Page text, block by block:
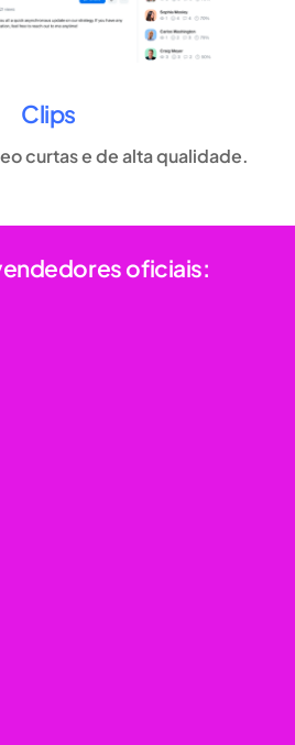
Clips
curtas e de alta qualidade.
oficiais: